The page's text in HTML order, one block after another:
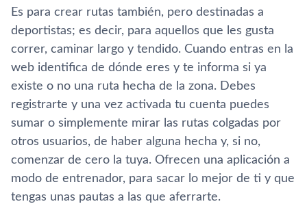
Es para crear rutas también, pero destinadas a
deportistas; es decir, para aquellos que les gusta
correr, caminar largo y tendido. Cuando entras en la
web identifica de dónde eres y te informa si ya
existe o no una ruta hecha de la zona. Debes
registrarte y una vez activada tu cuenta puedes
sumar o simplemente mirar las rutas colgadas por
otros usuarios, de haber alguna hecha y, si no,
comenzar de cero la tuya. Ofrecen una aplicación a
modo de entrenador, para sacar lo mejor de ti y que
tengas unas pautas a las que aferrarte.